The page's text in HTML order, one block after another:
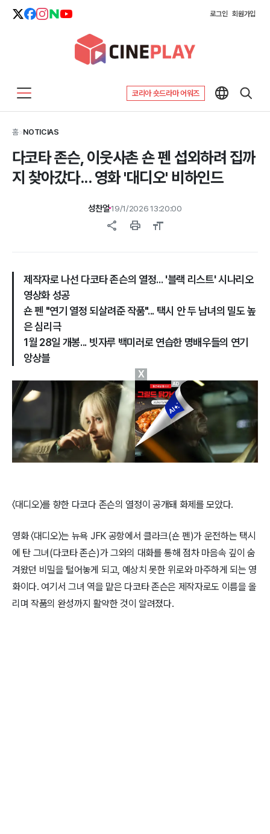
로그인 회원가입
코리아 숏드라마 어워즈
홈>NOTICIAS
다코타 존슨, 이웃사촌 숀 펜 섭외하려 집까
지 찾아갔다... 영화 '대디오' 비하인드
성찬얼19/1/2026 13:20:00
share print format_size
제작자로 나선 다코타 존슨의 열정... '블랙 리스트' 시나리오
영상화 성공
숀 펜 "연기 열정 되살려준 작품"... 택시 안 두 남녀의 밀도 높
은 심리극
1월 28일 개봉... 빗자루 백미러로 연습한 명배우들의 연기
앙상블
〈대디오〉를 향한 다코다 존슨의 열정이 공개돼 화제를 모았다.
영화 〈대디오〉는 뉴욕 JFK 공항에서 클라크(숀 펜)가 운전하는 택시
에 탄 그녀(다코타 존슨)가 그와의 대화를 통해 점차 마음속 깊이 숨
겨왔던 비밀을 털어놓게 되고, 예상치 못한 위로와 마주하게 되는 영
화이다. 여기서 그녀 역을 맡은 다코타 존슨은 제작자로도 이름을 올
리며 작품의 완성까지 활약한 것이 알려졌다.
X